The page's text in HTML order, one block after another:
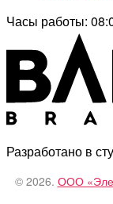
Часы работы:
Разработано в
© 2026. ООО